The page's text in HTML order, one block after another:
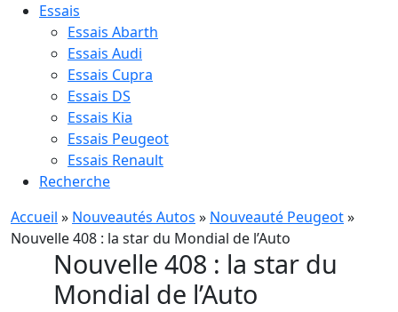
Essais
Essais Abarth
Essais Audi
Essais Cupra
Essais DS
Essais Kia
Essais Peugeot
Essais Renault
Recherche
Accueil » Nouveautés Autos » Nouveauté Peugeot»
Nouvelle 408 : la star du Mondial de l’Auto
Nouvelle 408 : la star du
Mondial de l’Auto